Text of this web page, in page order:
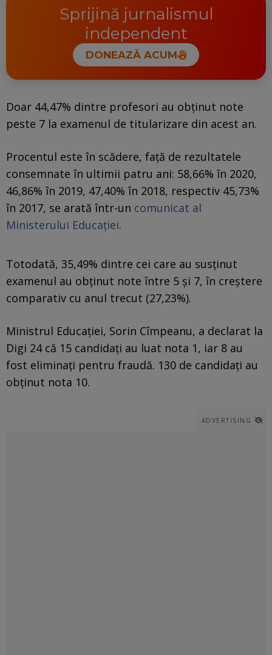
Sprijină jurnalismul
independent
DONEAZĂ ACUM
Doar 44,47% dintre profesori au obținut note
peste 7 la examenul de titularizare din acest an.
Procentul este în scădere, față de rezultatele
consemnate în ultimii patru ani: 58,66% în 2020,
46,86% în 2019, 47,40% în 2018, respectiv 45,73%
în 2017, se arată într-un comunicat al
Ministerului Educației.
Totodată, 35,49% dintre cei care au susținut
examenul au obținut note între 5 și 7, în creștere
comparativ cu anul trecut (27,23%).
Ministrul Educației, Sorin Cîmpeanu, a declarat la
Digi 24 că 15 candidați au luat nota 1, iar 8 au
fost eliminați pentru fraudă. 130 de candidați au
obținut nota 10.
ADVERTISING